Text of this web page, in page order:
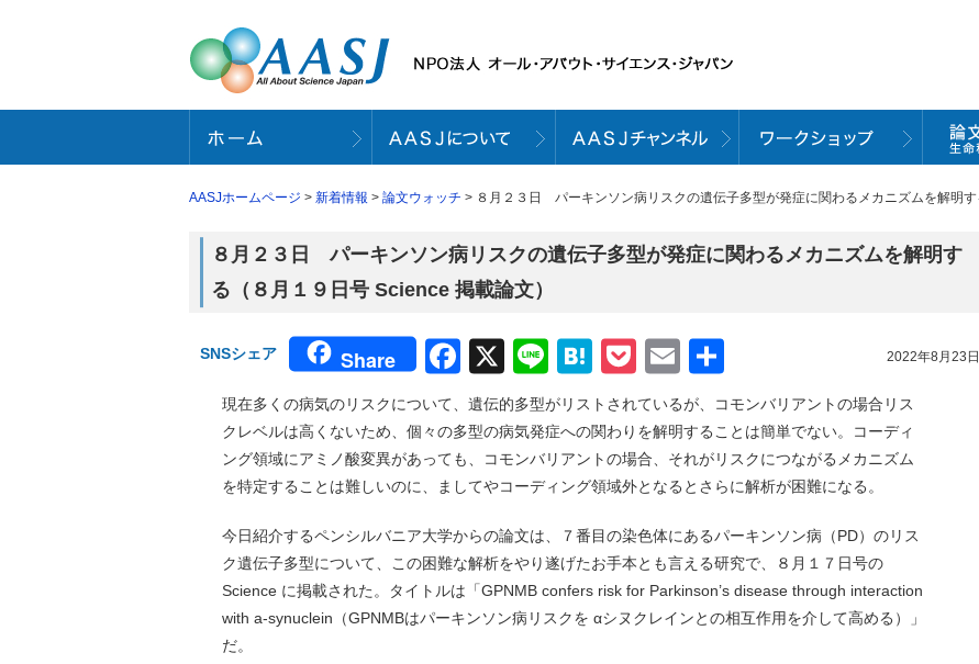
AASJホームページ > 新着情報 > 論文ウォッチ > ８月２３日 パーキンソン病リスクの遺伝子多型が発症に関わるメカニズムを解明す
８月２３日 パーキンソン病リスクの遺伝子多型が発症に関わるメカニズムを解明す
る（８月１９日号 Science 掲載論文）
2022年8月23日
SNSシェア Share Facebook
X LineHatena
Pocket
Email
有
現在多くの病気のリスクについて、遺伝的多型がリストされているが、コモンバリアントの場合リス
クレベルは高くないため、個々の多型の病気発症への関わりを解明することは簡単でない。コーディ
ング領域にアミノ酸変異があっても、コモンバリアントの場合、それがリスクにつながるメカニズム
を特定することは難しいのに、ましてやコーディング領域外となるとさらに解析が困難になる。
今日紹介するペンシルバニア大学からの論文は、７番目の染色体にあるパーキンソン病（PD）のリス
ク遺伝子多型について、この困難な解析をやり遂げたお手本とも言える研究で、８月１７日号の
Science に掲載された。タイトルは「GPNMB confers risk for Parkinson’s disease through interaction
with a-synuclein（GPNMBはパーキンソン病リスクを αシヌクレインとの相互作用を介して高める）」
だ。